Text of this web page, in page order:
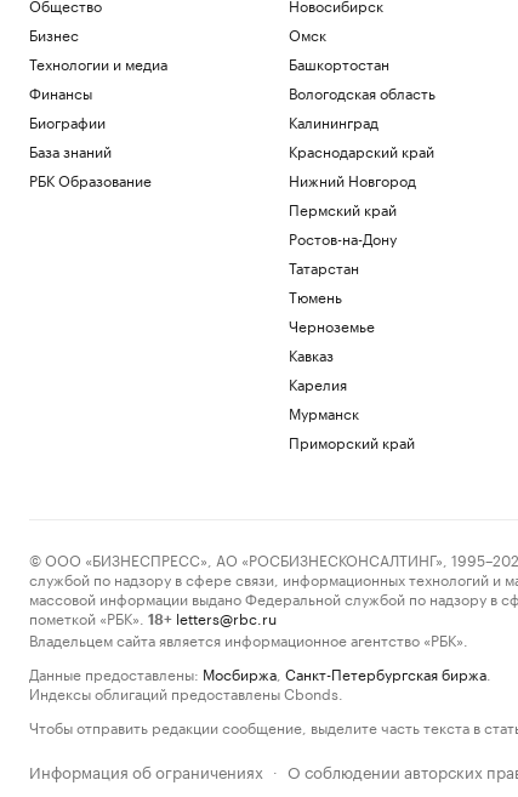
Бизнес
Технологии и медиа
Финансы
Биографии
База знаний
РБК Образование
Омск
Башкортостан
Вологодская область
Калининград
Краснодарский край
Нижний Новгород
Пермский край
Ростов-на-Дону
Татарстан
Тюмень
Черноземье
Кавказ
Карелия
Мурманск
Приморский край
© ООО «БИЗНЕСПРЕСС», АО «РОСБИЗНЕСКОНСАЛТИНГ», 1995–2026.
службой по надзору в сфере связи, информационных технологий и
массовой информации выдано Федеральной службой по надзору в
пометкой «РБК».
18+ letters@rbc.ru
Владельцем сайта является информационное агентство «РБК».
Данные предоставлены: Мосбиржа Санкт-Петербургская биржа
Индексы облигаций предоставлены Cbonds.
Чтобы отправить редакции сообщение, выделите часть текста в
Информация об ограничениях · О соблюдении авторских